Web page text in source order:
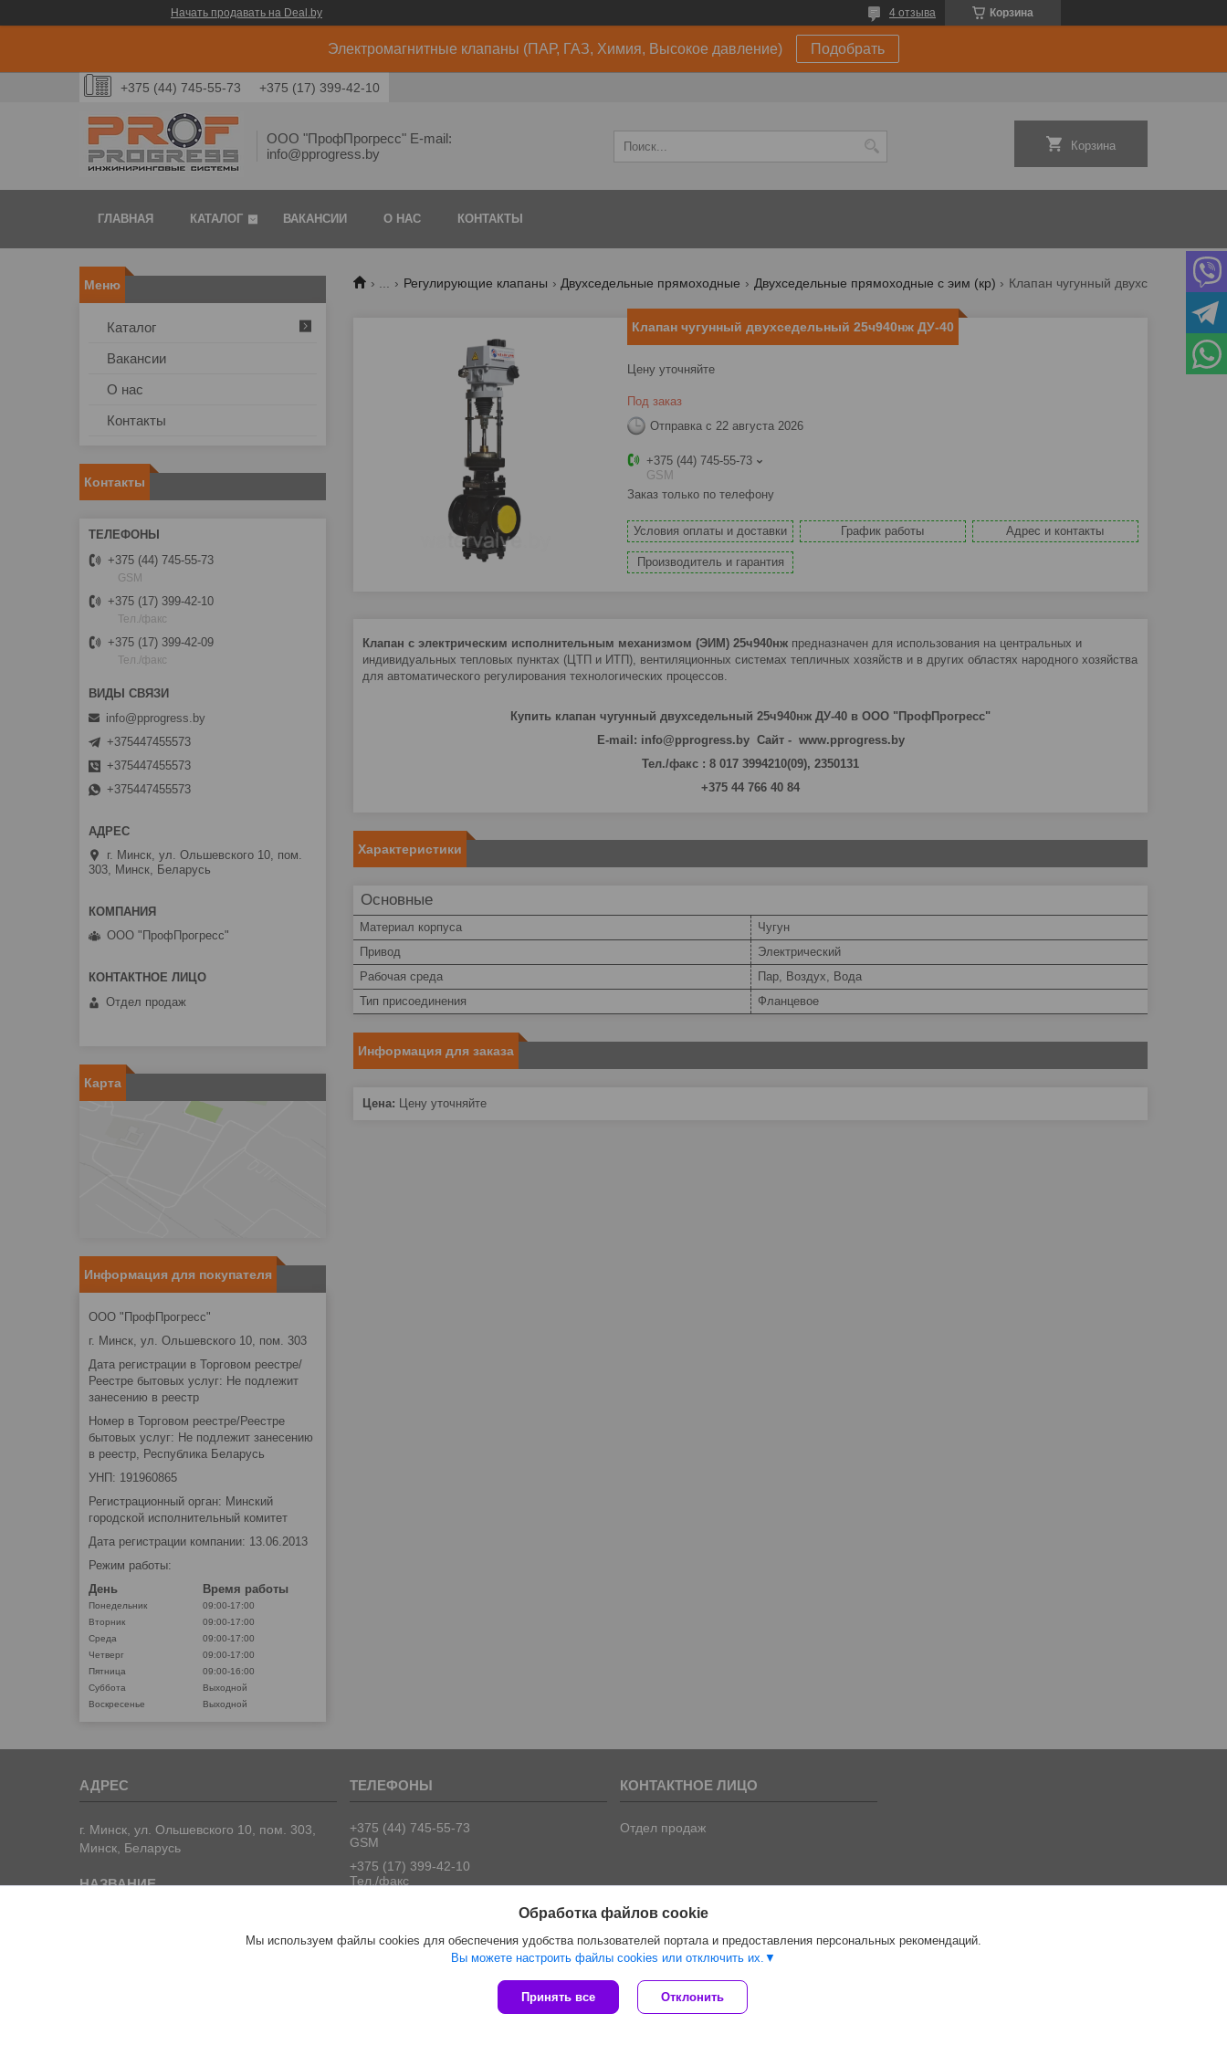
Начать продавать на Deal.by Корзина
4 отзыва
Электромагнитные клапаны (ПАР, ГАЗ, Химия, Высокое давление) Подобрать
+375 (44) 745-55-73 +375 (17) 399-42-10
ООО "ПрофПрогресс" E-mail:
info@pprogress.by
Корзина
ГЛАВНАЯ КАТАЛОГ ВАКАНСИИ О НАС КОНТАКТЫ
... Регулирующие клапаны Двухседельные прямоходные Двухседельные прямоходные с эим (кр)
Клапан чугунный двухседельный 25ч940нж ДУ-40
Цену уточняйте
Под заказ
Отправка с 22 августа 2026
+375 (44) 745-55-73
GSM
Заказ только по телефону
Условия оплаты и доставки График работы Адрес и контакты
Производитель и гарантия
Клапан c электрическим исполнительным механизмом (ЭИМ) 25ч940нж предназначен для использования на центральных и
индивидуальных тепловых пунктах (ЦТП и ИТП), вентиляционных системах тепличных хозяйств и в других областях народного хозяйства
для автоматического регулирования технологических процессов.
Купить клапан чугунный двухседельный 25ч940нж ДУ-40 в ООО "ПрофПрогресс"
E-mail: info@pprogress.by Сайт - www.pprogress.by
Тел./факс : 8 017 3994210(09), 2350131
+375 44 766 40 84
Характеристики
Основные
Материал корпуса
Чугун
Привод
Электрический
Рабочая среда
Пар, Воздух, Вода
Тип присоединения
Фланцевое
Информация для заказа
Цена: Цену уточняйте
Каталог
Вакансии
О нас
Контакты
Контакты
+375 (44) 745-55-73
GSM
+375 (17) 399-42-10
Тел./факс
+375 (17) 399-42-09
Тел./факс
info@pprogress.by
+375447455573
+375447455573
+375447455573
г. Минск, ул. Ольшевского 10, пом.
303, Минск, Беларусь
ООО "ПрофПрогресс"
Отдел продаж
Карта
Информация для покупателя
ООО "ПрофПрогресс"
г. Минск, ул. Ольшевского 10, пом. 303
Дата регистрации в Торговом реестре/
Реестре бытовых услуг: Не подлежит
занесению в реестр
Номер в Торговом реестре/Реестре
бытовых услуг: Не подлежит занесению
в реестр, Республика Беларусь
УНП: 191960865
Регистрационный орган: Минский
городской исполнительный комитет
Дата регистрации компании: 13.06.2013
Режим работы:
День
Время работы
Понедельник
09:00-17:00
Вторник
09:00-17:00
Среда
09:00-17:00
Четверг
09:00-17:00
Пятница
09:00-16:00
Суббота
Выходной
Воскресенье
Выходной
г. Минск, ул. Ольшевского 10, пом. 303,
Минск, Беларусь
+375 (44) 745-55-73
GSM
+375 (17) 399-42-10
Тел./факс
Отдел продаж
Сайт создан на платформе Deal.by
Политика обработки файлов cookies
Обработка файлов cookie
Мы используем файлы cookies для обеспечения удобства пользователей портала и предоставления персональных рекомендаций.
Вы можете настроить файлы cookies или отключить их.
Принять все Отклонить